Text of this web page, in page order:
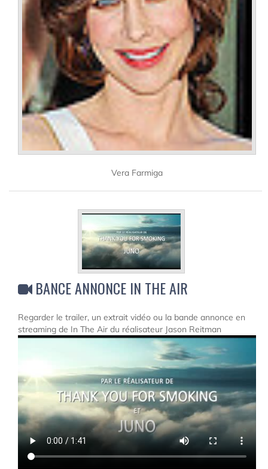
Vera Farmiga
BANCE ANNONCE IN THE AIR
Regarder le trailer, un extrait vidéo ou la bande annonce en
streaming de In The Air du réalisateur Jason Reitman